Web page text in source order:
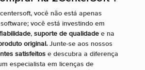
você não está apenas
você está investindo em
, suporte de qualidade e na
original.Junte-se aos nossos
satisfeitos e descubra a diferença
especialista em licenças de